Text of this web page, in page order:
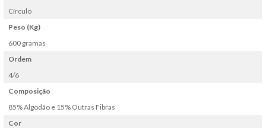
Círculo
Peso (Kg)
600 gramas
Ordem
4/6
Composição
85% Algodão e 15% Outras Fibras
Cor